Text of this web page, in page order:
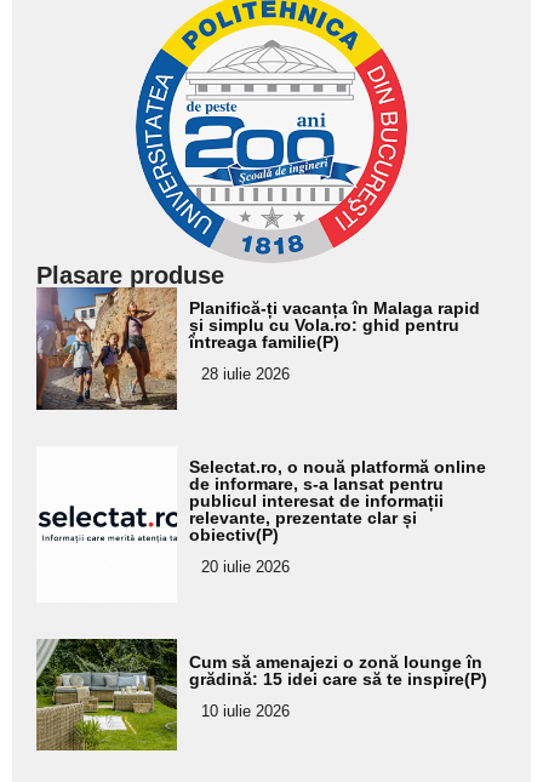
Plasare produse
Adaugă
aici textul
pentru
subtitlu
Planifică-ți vacanța în Malaga rapid
și simplu cu Vola.ro: ghid pentru
întreaga familie(P)
28 iulie 2026
pentru
subtitlu
Selectat.ro, o nouă platformă online
de informare, s-a lansat pentru
publicul interesat de informații
relevante, prezentate clar și
obiectiv(P)
20 iulie 2026
Adaugă
aici textul
pentru
subtitlu
Cum să amenajezi o zonă lounge în
grădină: 15 idei care să te inspire(P)
10 iulie 2026